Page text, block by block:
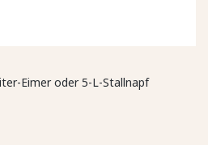
Eimer oder 5-L-Stallnapf